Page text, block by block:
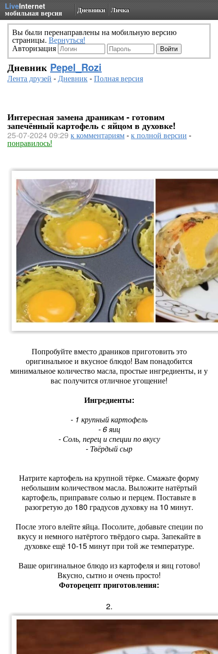
LiveInternet
мобильная версия Дневники Личка
Вы были перенаправлены на мобильную версию
страницы. Вернуться!
Авторизация
Дневник Pepel_Rozi
Лента друзей -Дневник-Полная версия
Интересная замена драникам - готовим
запечённый картофель с яйцом в духовке!
25-07-2024 09:29 к комментариям-к полной версии -
понравилось!
Попробуйте вместо драников приготовить это
оригинальное и вкусное блюдо! Вам понадобится
минимальное количество масла, простые ингредиенты, и у
вас получится отличное угощение!
Ингредиенты:
- 1 крупный картофель
- 6 яиц
- Соль, перец и специи по вкусу
- Твёрдый сыр
Натрите картофель на крупной тёрке. Смажьте форму
небольшим количеством масла. Выложите натёртый
картофель, приправьте солью и перцем. Поставьте в
разогретую до 180 градусов духовку на 10 минут.
После этого влейте яйца. Посолите, добавьте специи по
вкусу и немного натёртого твёрдого сыра. Запекайте в
духовке ещё 10-15 минут при той же температуре.
Ваше оригинальное блюдо из картофеля и яиц готово!
Вкусно, сытно и очень просто!
Фоторецепт приготовления:
2.